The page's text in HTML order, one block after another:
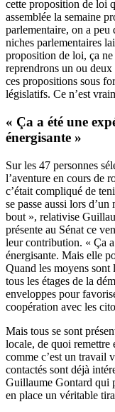
cette proposition de loi
assemblée la semaine
parlementaire, on a peu
niches parlementaires
proposition de loi, ça
reprendrons un ou
ces propositions sous
législatifs. Ce n’est
« Ça a été une
énergisante »
Sur les 47 personnes
l’aventure en cours de
c’était compliqué de
se passe aussi lors
bout », relativise
présente au Sénat ce
leur contribution. « Ça
énergisante. Mais elle
Quand les moyens sont
tous les étages de la
enveloppes pour
coopération avec les
Mais tous se sont
locale, de quoi remettre
comme c’est un travail
contactés sont déjà
Guillaume Gontard qui
en place un véritable